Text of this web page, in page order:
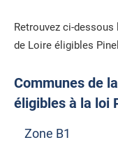
Retrouvez ci-
de Loire éligibles
Communes de
éligibles à la loi
Zone B1